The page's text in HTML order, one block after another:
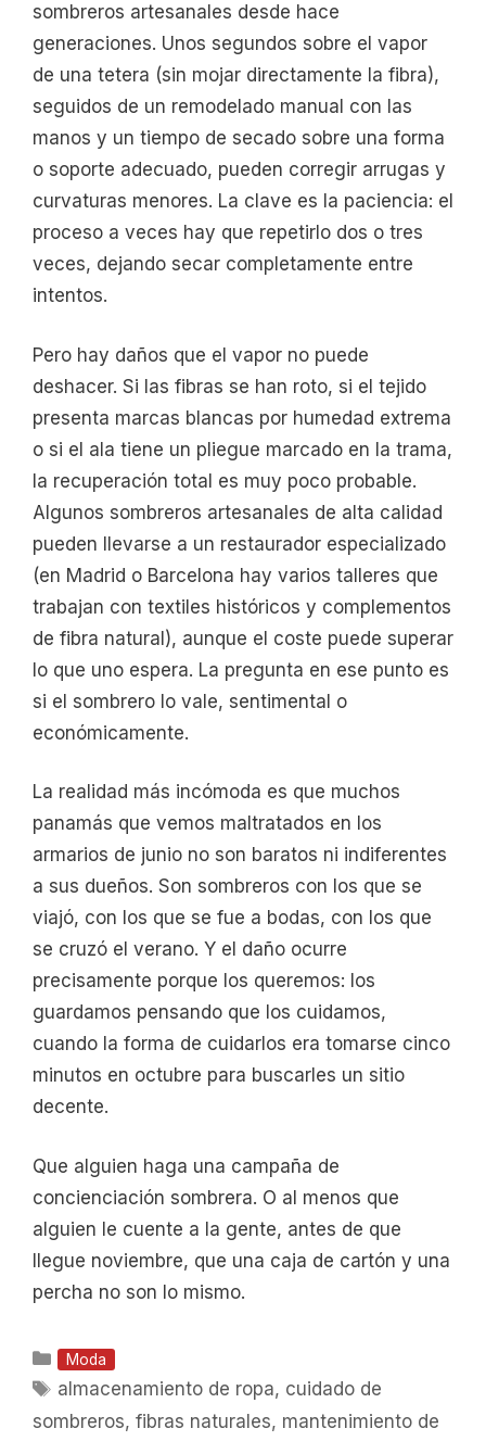
sombreros artesanales desde hace
generaciones. Unos segundos sobre el vapor
de una tetera (sin mojar directamente la fibra),
seguidos de un remodelado manual con las
manos y un tiempo de secado sobre una forma
o soporte adecuado, pueden corregir arrugas y
curvaturas menores. La clave es la paciencia: el
proceso a veces hay que repetirlo dos o tres
veces, dejando secar completamente entre
intentos.
Pero hay daños que el vapor no puede
deshacer. Si las fibras se han roto, si el tejido
presenta marcas blancas por humedad extrema
o si el ala tiene un pliegue marcado en la trama,
la recuperación total es muy poco probable.
Algunos sombreros artesanales de alta calidad
pueden llevarse a un restaurador especializado
(en Madrid o Barcelona hay varios talleres que
trabajan con textiles históricos y complementos
de fibra natural), aunque el coste puede superar
lo que uno espera. La pregunta en ese punto es
si el sombrero lo vale, sentimental o
económicamente.
La realidad más incómoda es que muchos
panamás que vemos maltratados en los
armarios de junio no son baratos ni indiferentes
a sus dueños. Son sombreros con los que se
viajó, con los que se fue a bodas, con los que
se cruzó el verano. Y el daño ocurre
precisamente porque los queremos: los
guardamos pensando que los cuidamos,
cuando la forma de cuidarlos era tomarse cinco
minutos en octubre para buscarles un sitio
decente.
Que alguien haga una campaña de
concienciación sombrera. O al menos que
alguien le cuente a la gente, antes de que
llegue noviembre, que una caja de cartón y una
percha no son lo mismo.
Categorías
Moda
Etiquetas
almacenamiento de ropa, cuidado de
sombreros, fibras naturales, mantenimiento de